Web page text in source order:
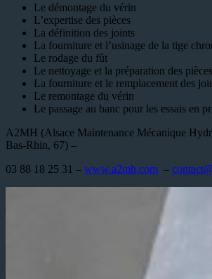
Le démontage du vérin
L’expertise des pièces
La définition des joints
La fourniture et l’usinage de la tige
Le rodage du fût
Le nettoyage et la préparation des pièces
La fourniture et le remplacement des
Le remontage du vérin
Le passage au banc pour les essais en
A2MH (Alsace Maintenance Mécanique
Bas-Rhin, 67) –
03 88 18 25 31 – www.a2mh.com –